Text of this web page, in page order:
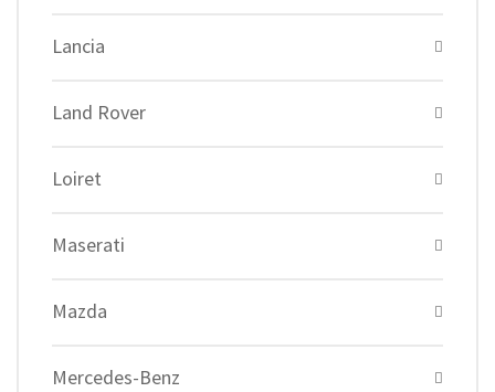
Lancia
Land Rover
Loiret
Maserati
Mazda
Mercedes-Benz